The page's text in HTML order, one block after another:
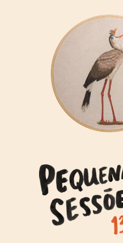
WEBINÁRIO
PAVILHÃO
BLOCO
INFÂNCIAS